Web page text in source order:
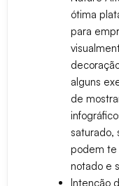
ótima
para
alguns
de
saturado,
podem te
notado e
Intenção